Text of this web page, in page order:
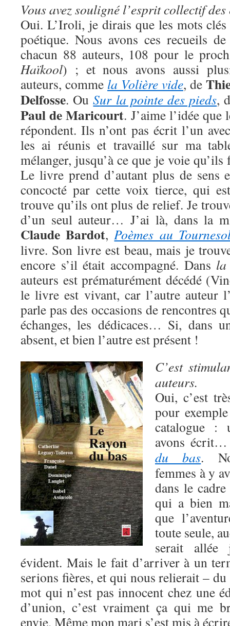
Vous avez souligné l’esprit collectif
Oui. L’Iroli, je dirais que les mots
poétique. Nous avons ces recueils
chacun 88 auteurs, 108 pour le
Haïkool) ; et nous avons aussi
auteurs, comme la Volière vide, de
Delfosse. OuSur la pointe des pieds,
Paul de Maricourt. J’aime l’idée
répondent. Ils n’ont pas écrit l’un
les ai réunis et travaillé sur ma
mélanger, jusqu’à ce que je voie
Le livre prend d’autant plus de sens
concocté par cette voix tierce, qui
trouve qu’ils ont plus de relief. Je
d’un seul auteur… J’ai là, dans la
Claude Bardot,Poèmes au
livre. Son livre est beau, mais je
encore s’il était accompagné. Dans la
auteurs est prématurément décédé
le livre est vivant, car l’autre auteur
parle pas des occasions de rencontres
échanges, les dédicaces… Si, dans
absent, et bien l’autre est présent !
C’est
auteurs.
Oui, c’est
pour
catalogue :
avons
du bas.
femmes à y
dans le
qui a bien
que
toute seule,
serait allée
évident. Mais le fait d’arriver à un
serions fières, et qui nous relierait –
mot qui n’est pas innocent chez une
d’union, c’est vraiment ça qui me
envie. Même mon mari s’est mis à